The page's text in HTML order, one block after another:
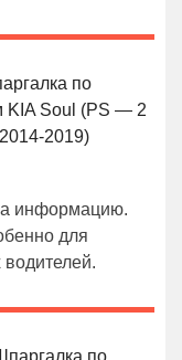
по
KIA Soul (PS — 2
2019)
информацию.
для
по